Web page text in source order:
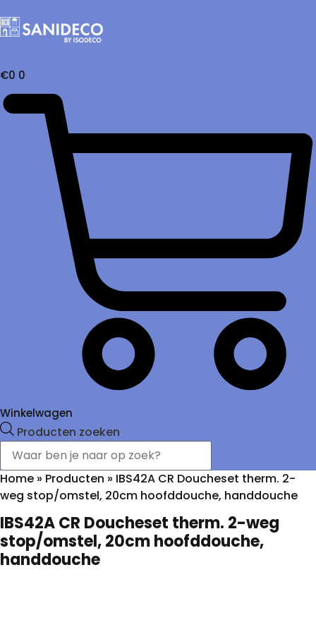
€0 0
Winkelwagen
Producten zoeken
Home » Producten » IBS42A CR Doucheset therm. 2-
weg stop/omstel, 20cm hoofddouche, handdouche
IBS42A CR Doucheset therm. 2-weg
stop/omstel, 20cm hoofddouche,
handdouche